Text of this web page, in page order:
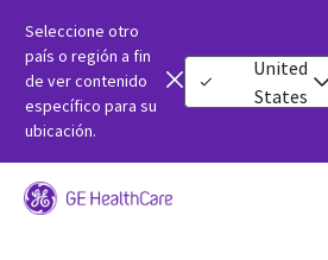
Seleccione otro
país o región a fin
de ver contenido
específico para su
ubicación.
United
States